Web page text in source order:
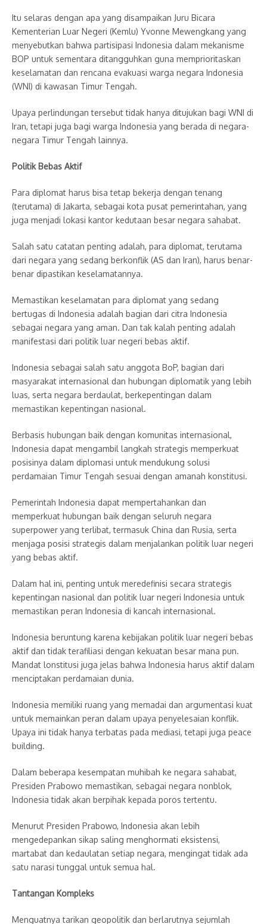
Itu selaras dengan apa yang disampaikan Juru Bicara
Kementerian Luar Negeri (Kemlu) Yvonne Mewengkang yang
menyebutkan bahwa partisipasi Indonesia dalam mekanisme
BOP untuk sementara ditangguhkan guna memprioritaskan
keselamatan dan rencana evakuasi warga negara Indonesia
(WNI) di kawasan Timur Tengah.
Upaya perlindungan tersebut tidak hanya ditujukan bagi WNI di
Iran, tetapi juga bagi warga Indonesia yang berada di negara-
negara Timur Tengah lainnya.
Politik Bebas Aktif
Para diplomat harus bisa tetap bekerja dengan tenang
(terutama) di Jakarta, sebagai kota pusat pemerintahan, yang
juga menjadi lokasi kantor kedutaan besar negara sahabat.
Salah satu catatan penting adalah, para diplomat, terutama
dari negara yang sedang berkonflik (AS dan Iran), harus benar-
benar dipastikan keselamatannya.
Memastikan keselamatan para diplomat yang sedang
bertugas di Indonesia adalah bagian dari citra Indonesia
sebagai negara yang aman. Dan tak kalah penting adalah
manifestasi dari politik luar negeri bebas aktif.
Indonesia sebagai salah satu anggota BoP, bagian dari
masyarakat internasional dan hubungan diplomatik yang lebih
luas, serta negara berdaulat, berkepentingan dalam
memastikan kepentingan nasional.
Berbasis hubungan baik dengan komunitas internasional,
Indonesia dapat mengambil langkah strategis memperkuat
posisinya dalam diplomasi untuk mendukung solusi
perdamaian Timur Tengah sesuai dengan amanah konstitusi.
Pemerintah Indonesia dapat mempertahankan dan
memperkuat hubungan baik dengan seluruh negara
superpower yang terlibat, termasuk China dan Rusia, serta
menjaga posisi strategis dalam menjalankan politik luar negeri
yang bebas aktif.
Dalam hal ini, penting untuk meredefinisi secara strategis
kepentingan nasional dan politik luar negeri Indonesia untuk
memastikan peran Indonesia di kancah internasional.
Indonesia beruntung karena kebijakan politik luar negeri bebas
aktif dan tidak terafiliasi dengan kekuatan besar mana pun.
Mandat lonstitusi juga jelas bahwa Indonesia harus aktif dalam
menciptakan perdamaian dunia.
Indonesia memiliki ruang yang memadai dan argumentasi kuat
untuk memainkan peran dalam upaya penyelesaian konflik.
Upaya ini tidak hanya terbatas pada mediasi, tetapi juga peace
building.
Dalam beberapa kesempatan muhibah ke negara sahabat,
Presiden Prabowo memastikan, sebagai negara nonblok,
Indonesia tidak akan berpihak kepada poros tertentu.
Menurut Presiden Prabowo, Indonesia akan lebih
mengedepankan sikap saling menghormati eksistensi,
martabat dan kedaulatan setiap negara, mengingat tidak ada
satu narasi tunggal untuk semua hal.
Tantangan Kompleks
Menguatnya tarikan geopolitik dan berlarutnya sejumlah